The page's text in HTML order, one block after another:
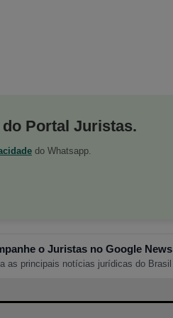
Portal Juristas.
do Whatsapp.
o Juristas no Google News
as principais notícias jurídicas do Brasil